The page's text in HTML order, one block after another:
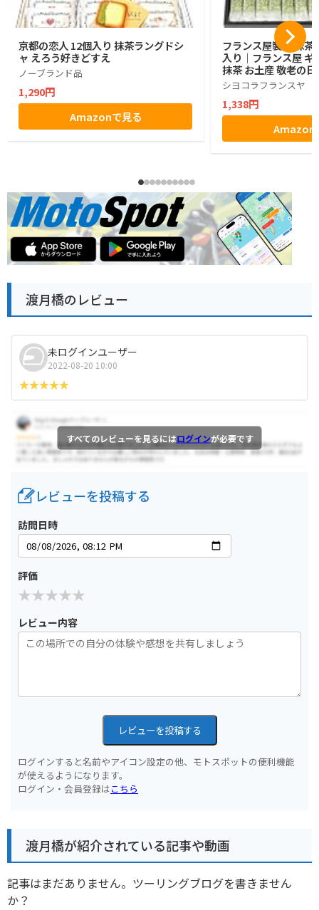
京都の恋人 12個入り 抹茶ラングドシ
ャ えろう好きどすえ
ノーブランド品
1,290円
Amazonで見る
フランス屋製菓 抹茶
入り｜フランス屋 ギ
抹茶 お土産 敬老の日
シヨコラフランスヤ
1,338円
Amazon
渡月橋のレビュー
未ログインユーザー
2022-08-20 10:00
すべてのレビューを見るにはログインが必要です
レビューを投稿する
訪問日時
評価
レビュー内容
レビューを投稿する
ログインすると名前やアイコン設定の他、モトスポットの便利機能
が使えるようになります。
ログイン・会員登録はこちら
渡月橋が紹介されている記事や動画
記事はまだありません。ツーリングブログを書きません
か？